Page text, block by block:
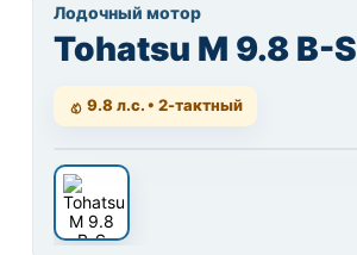
Лодочный мотор
Tohatsu M 9.8 B-S
9.8 л.с. • 2-тактный